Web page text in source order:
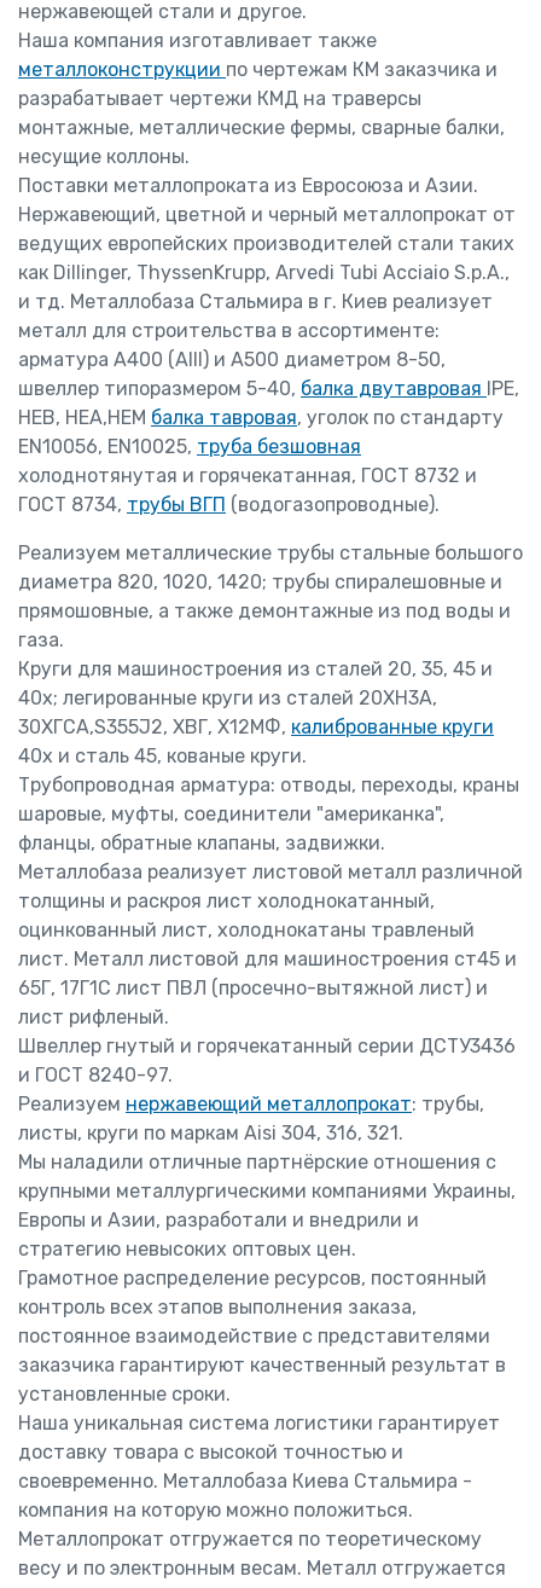
нержавеющей стали и другое.
Наша компания изготавливает также
металлоконструкции по чертежам КМ заказчика и
разрабатывает чертежи КМД на траверсы
монтажные, металлические фермы, сварные балки,
несущие коллоны.
Поставки металлопроката из Евросоюза и Азии.
Нержавеющий, цветной и черный металлопрокат от
ведущих европейских производителей стали таких
как Dillinger, ThyssenKrupp, Arvedi Tubi Acciaio S.p.A.,
и тд. Металлобаза Стальмира в г. Киев реализует
металл для строительства в ассортименте:
арматура А400 (АIII) и А500 диаметром 8-50,
швеллер типоразмером 5-40, балка двутавровая IPE,
HEB, HEA,HEM балка тавровая, уголок по стандарту
EN10056, EN10025, труба безшовная
холоднотянутая и горячекатанная, ГОСТ 8732 и
ГОСТ 8734, трубы ВГП (водогазопроводные).
Реализуем металлические трубы стальные большого
диаметра 820, 1020, 1420; трубы спиралешовные и
прямошовные, а также демонтажные из под воды и
газа.
Круги для машиностроения из сталей 20, 35, 45 и
40х; легированные круги из сталей 20ХН3А,
30ХГСА,S355J2, ХВГ, Х12МФ, калиброванные круги
40х и сталь 45, кованые круги.
Трубопроводная арматура: отводы, переходы, краны
шаровые, муфты, соединители "американка",
фланцы, обратные клапаны, задвижки.
Металлобаза реализует листовой металл различной
толщины и раскроя лист холоднокатанный,
оцинкованный лист, холоднокатаны травленый
лист. Металл листовой для машиностроения ст45 и
65Г, 17Г1С лист ПВЛ (просечно-вытяжной лист) и
лист рифленый.
Швеллер гнутый и горячекатанный серии ДСТУ3436
и ГОСТ 8240-97.
Реализуем нержавеющий металлопрокат: трубы,
листы, круги по маркам Aisi 304, 316, 321.
Мы наладили отличные партнёрские отношения с
крупными металлургическими компаниями Украины,
Европы и Азии, разработали и внедрили и
стратегию невысоких оптовых цен.
Грамотное распределение ресурсов, постоянный
контроль всех этапов выполнения заказа,
постоянное взаимодействие с представителями
заказчика гарантируют качественный результат в
установленные сроки.
Наша уникальная система логистики гарантирует
доставку товара с высокой точностью и
своевременно. Металлобаза Киева Стальмира -
компания на которую можно положиться.
Металлопрокат отгружается по теоретическому
весу и по электронным весам. Металл отгружается